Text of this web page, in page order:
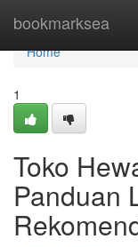
bookmarksea
Home
Home
1
Toko
Panduan